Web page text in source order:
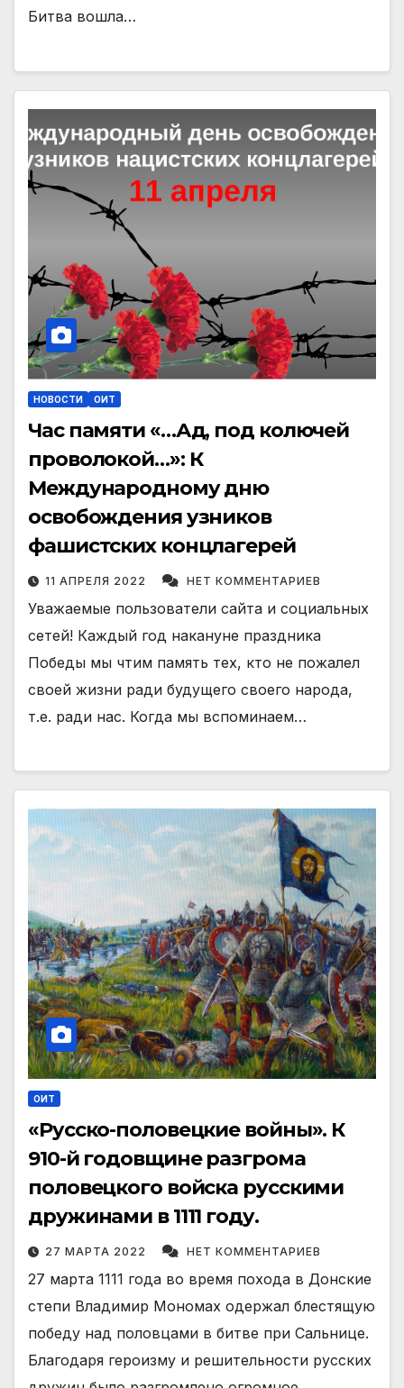
Битва вошла…
НОВОСТИ ОИТ
Час памяти «…Ад, под колючей
проволокой…»: К
Международному дню
освобождения узников
фашистских концлагерей
11 АПРЕЛЯ 2022 НЕТ КОММЕНТАРИЕВ
Уважаемые пользователи сайта и социальных
сетей! Каждый год накануне праздника
Победы мы чтим память тех, кто не пожалел
своей жизни ради будущего своего народа,
т.е. ради нас. Когда мы вспоминаем…
ОИТ
«Русско-половецкие войны». К
910-й годовщине разгрома
половецкого войска русскими
дружинами в 1111 году.
27 МАРТА 2022 НЕТ КОММЕНТАРИЕВ
27 марта 1111 года во время похода в Донские
степи Владимир Мономах одержал блестящую
победу над половцами в битве при Сальнице.
Благодаря героизму и решительности русских